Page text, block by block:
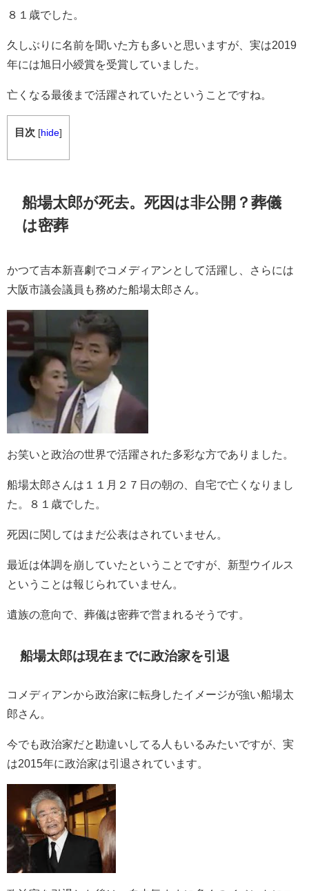
８１歳でした。
久しぶりに名前を聞いた方も多いと思いますが、実は2019
年には旭日小綬賞を受賞していました。
亡くなる最後まで活躍されていたということですね。
目次 [hide]
船場太郎が死去。死因は非公開？葬儀
は密葬
かつて吉本新喜劇 でコメディアンとして活躍し、さらには
大阪市議会議員も務めた船場太郎さん。
お笑いと政治の世界で活躍された多彩な方でありました。
船場太郎さんは１１月２７日の朝の、自宅で亡くなりまし
た。８１歳でした。
死因に関してはまだ公表はされていません。
最近は体調を崩していたということですが、新型ウイルス
ということは報じられていません。
遺族の意向で、葬儀は密葬で営まれるそうです。
船場太郎は現在までに政治家を引退
コメディアンから政治家に転身したイメージが強い船場太
郎さん。
今でも政治家だと勘違いしてる人もいるみたいですが、実
は2015年に政治家は引退されています。